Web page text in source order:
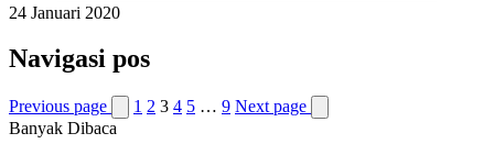
24 Januari 2020
Navigasi pos
Previous page 1 2 3 4 5 … 9 Next page
Banyak Dibaca